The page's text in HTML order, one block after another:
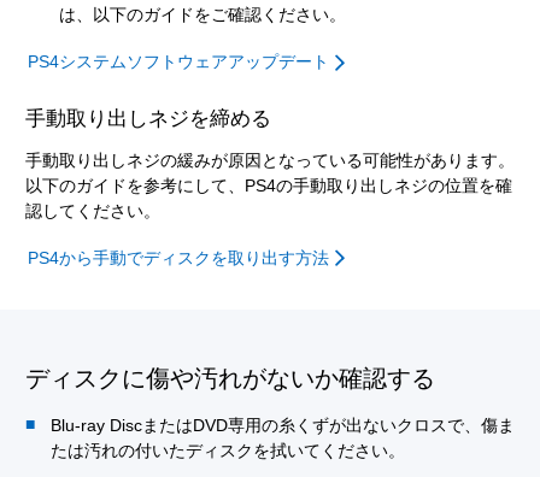
は、以下のガイドをご確認ください。
PS4システムソフトウェアアップデート
手動取り出しネジを締める
手動取り出しネジの緩みが原因となっている可能性があります。
以下のガイドを参考にして、PS4の手動取り出しネジの位置を確
認してください。
PS4から手動でディスクを取り出す方法
ディスクに傷や汚れがないか確認する
Blu-ray DiscまたはDVD専用の糸くずが出ないクロスで、傷ま
たは汚れの付いたディスクを拭いてください。